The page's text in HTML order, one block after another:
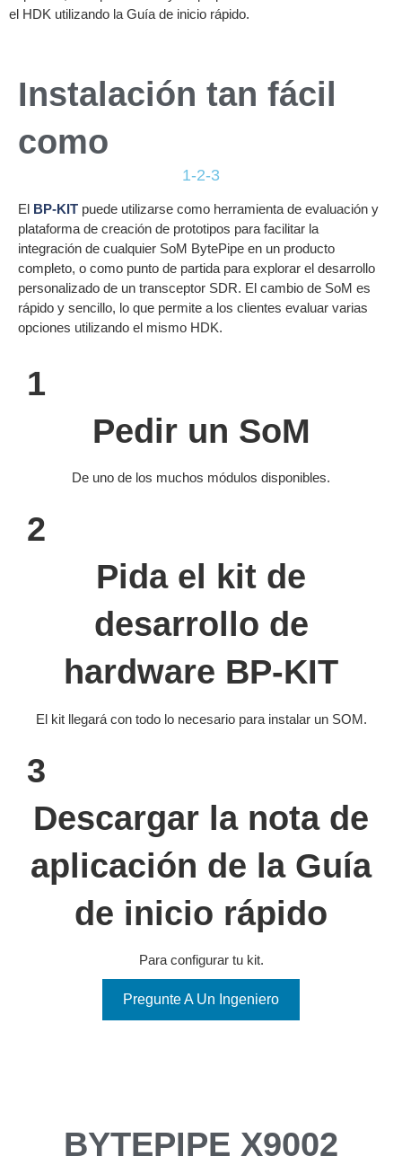
el HDK utilizando la Guía de inicio rápido.
Instalación tan fácil
como
1-2-3
El BP-KIT puede utilizarse como herramienta de evaluación y
plataforma de creación de prototipos para facilitar la
integración de cualquier SoM BytePipe en un producto
completo, o como punto de partida para explorar el desarrollo
personalizado de un transceptor SDR. El cambio de SoM es
rápido y sencillo, lo que permite a los clientes evaluar varias
opciones utilizando el mismo HDK.
1
Pedir un SoM
De uno de los muchos módulos disponibles.
2
Pida el kit de
desarrollo de
hardware BP-KIT
El kit llegará con todo lo necesario para instalar un SOM.
3
Descargar la nota de
aplicación de la Guía
de inicio rápido
Para configurar tu kit.
Pregunte A Un Ingeniero
BYTEPIPE X9002